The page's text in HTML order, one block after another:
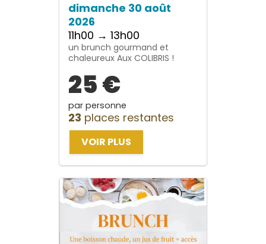
dimanche 30 août
2026
11h00 → 13h00
un brunch gourmand et
chaleureux Aux COLIBRIS !
25 €
par personne
23 places restantes
VOIR PLUS